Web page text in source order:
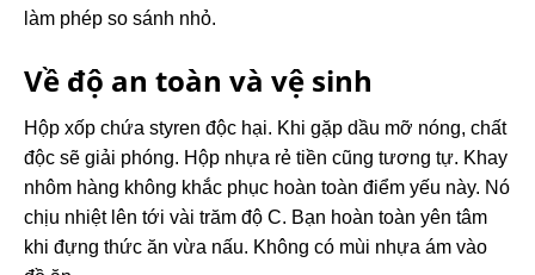
làm phép so sánh nhỏ.
Về độ an toàn và vệ sinh
Hộp xốp chứa styren độc hại. Khi gặp dầu mỡ nóng, chất
độc sẽ giải phóng. Hộp nhựa rẻ tiền cũng tương tự. Khay
nhôm hàng không khắc phục hoàn toàn điểm yếu này. Nó
chịu nhiệt lên tới vài trăm độ C. Bạn hoàn toàn yên tâm
khi đựng thức ăn vừa nấu. Không có mùi nhựa ám vào